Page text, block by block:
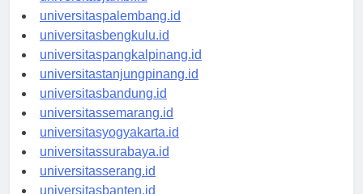
universitasjambi.id
universitaspalembang.id
universitasbengkulu.id
universitaspangkalpinang.id
universitastanjungpinang.id
universitasbandung.id
universitassemarang.id
universitasyogyakarta.id
universitassurabaya.id
universitasserang.id